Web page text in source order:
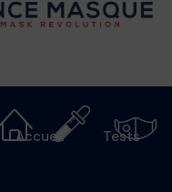
Accueil Tests